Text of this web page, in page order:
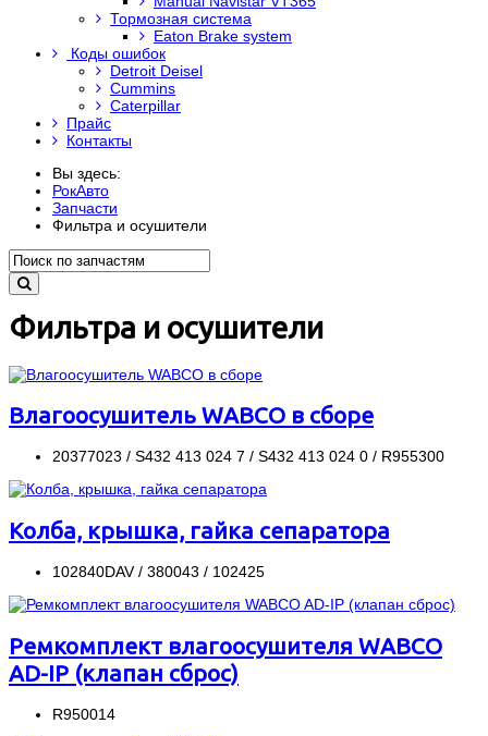
Тормозная система
Eaton Brake system
Коды ошибок
Detroit Deisel
Cummins
Caterpillar
Прайс
Контакты
Вы здесь:
РокАвто
Запчасти
Фильтра и осушители
Фильтра и осушители
Влагоосушитель WABCO в сборе
20377023 / S432 413 024 7 / S432 413 024 0 / R955300
Колба, крышка, гайка сепаратора
102840DAV / 380043 / 102425
Ремкомплект влагоосушителя WABCO
AD-IP (клапан сброс)
R950014